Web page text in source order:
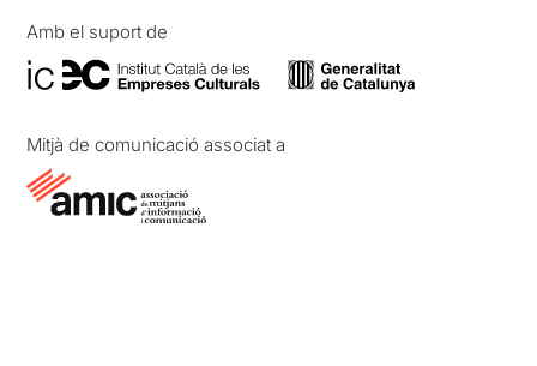
Amb el suport de
Mitjà de comunicació associat a